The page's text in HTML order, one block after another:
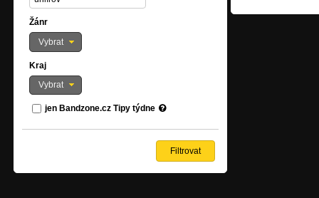
Žánr
Vybrat
Kraj
Vybrat
jen Bandzone.cz Tipy týdne